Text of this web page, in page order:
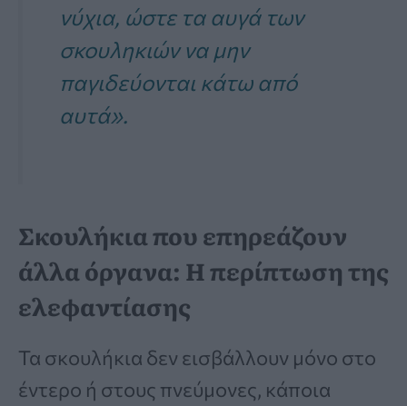
νύχια, ώστε τα αυγά των
σκουληκιών να μην
παγιδεύονται κάτω από
αυτά».
Σκουλήκια που επηρεάζουν
άλλα όργανα: Η περίπτωση της
ελεφαντίασης
Τα σκουλήκια δεν εισβάλλουν μόνο στο
έντερο ή στους πνεύμονες, κάποια